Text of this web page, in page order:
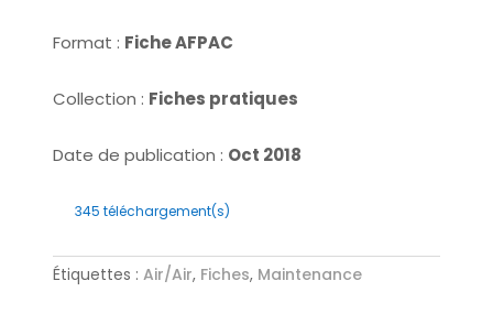
Format : Fiche AFPAC
Collection : Fiches pratiques
Date de publication : Oct 2018
345 téléchargement(s)
Étiquettes : Air/Air, Fiches, Maintenance